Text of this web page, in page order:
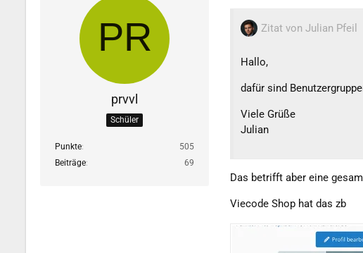
prvvl
Schüler
Punkte
505
Beiträge
69
Zitat von Julian Pfeil
Hallo,
dafür sind
Viele Grüße
Julian
Das betrifft aber eine
Viecode Shop hat das zb